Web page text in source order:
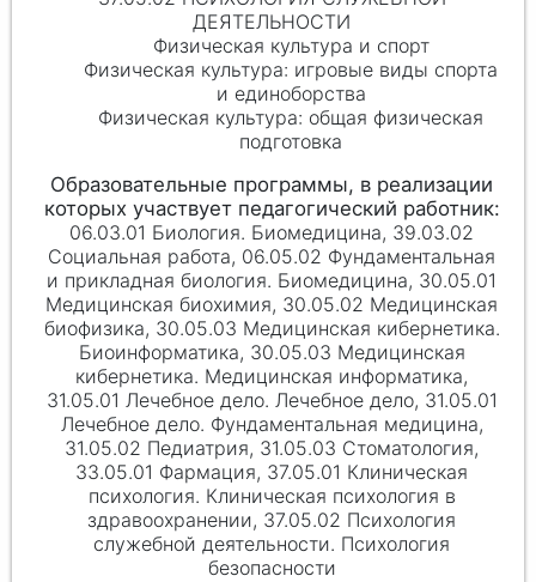
ДЕЯТЕЛЬНОСТИ
Физическая культура и спорт
Физическая культура: игровые виды спорта
и единоборства
Физическая культура: общая физическая
подготовка
06.03.01 Биология. Биомедицина, 39.03.02
Социальная работа, 06.05.02 Фундаментальная
и прикладная биология. Биомедицина, 30.05.01
Медицинская биохимия, 30.05.02 Медицинская
биофизика, 30.05.03 Медицинская кибернетика.
Биоинформатика, 30.05.03 Медицинская
кибернетика. Медицинская информатика,
31.05.01 Лечебное дело. Лечебное дело, 31.05.01
Лечебное дело. Фундаментальная медицина,
31.05.02 Педиатрия, 31.05.03 Стоматология,
33.05.01 Фармация, 37.05.01 Клиническая
психология. Клиническая психология в
здравоохранении, 37.05.02 Психология
служебной деятельности. Психология
безопасности